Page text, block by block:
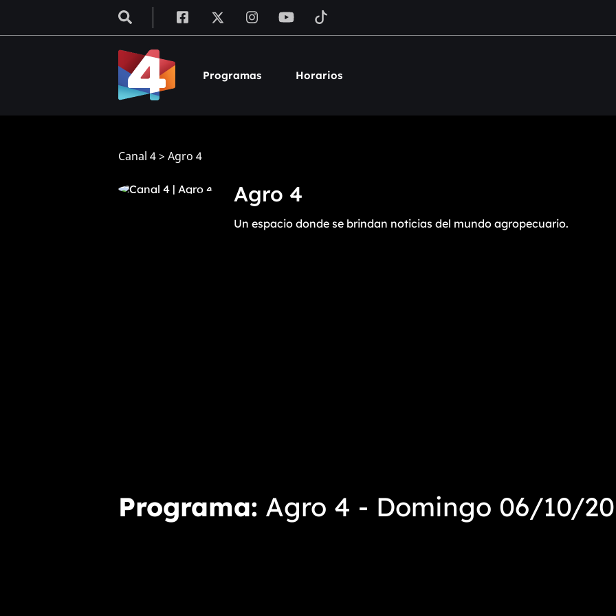
Programas Horarios
Canal 4> Agro 4
Agro 4
Un espacio donde se brindan noticias del mundo agropecuario.
Programa Agro 4 - Domingo 06/10/